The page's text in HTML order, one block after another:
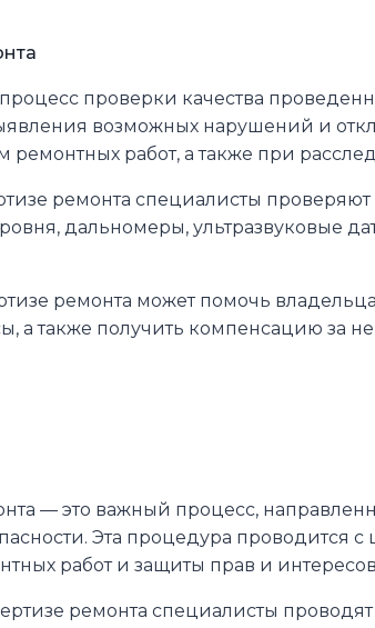
проверки качества
возможных нарушений и
работ, а также при
ремонта специалисты
дальномеры, ультразвуковые
ремонта может помочь
а также получить компенсацию за
— это важный процесс,
Эта процедура проводится
работ и защиты прав и
ремонта специалисты